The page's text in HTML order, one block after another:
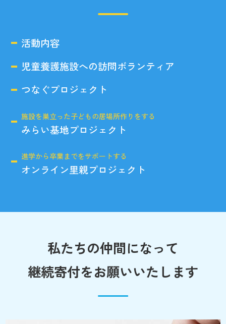
活動内容
児童養護施設への訪問ボランティア
つなぐプロジェクト
施設を巣立った子どもの居場所作りをする
みらい基地プロジェクト
進学から卒業までをサポートする
オンライン里親プロジェクト
私たちの仲間になって
継続寄付をお願いいたします